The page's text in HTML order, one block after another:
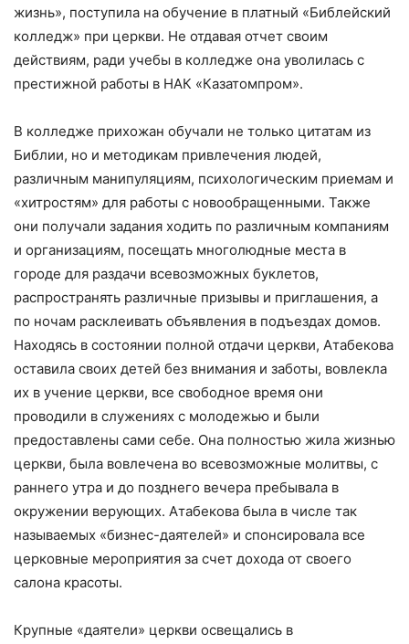
жизнь», поступила на обучение в платный «Библейский
колледж» при церкви. Не отдавая отчет своим
действиям, ради учебы в колледже она уволилась с
престижной работы в НАК «Казатомпром».
В колледже прихожан обучали не только цитатам из
Библии, но и методикам привлечения людей,
различным манипуляциям, психологическим приемам и
«хитростям» для работы с новообращенными. Также
они получали задания ходить по различным компаниям
и организациям, посещать многолюдные места в
городе для раздачи всевозможных буклетов,
распространять различные призывы и приглашения, а
по ночам расклеивать объявления в подъездах домов.
Находясь в состоянии полной отдачи церкви, Атабекова
оставила своих детей без внимания и заботы, вовлекла
их в учение церкви, все свободное время они
проводили в служениях с молодежью и были
предоставлены сами себе. Она полностью жила жизнью
церкви, была вовлечена во всевозможные молитвы, с
раннего утра и до позднего вечера пребывала в
окружении верующих. Атабекова была в числе так
называемых «бизнес-даятелей» и спонсировала все
церковные мероприятия за счет дохода от своего
салона красоты.
Крупные «даятели» церкви освещались в